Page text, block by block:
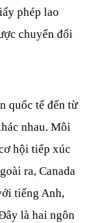
phép lao
chuyển đổi
quốc tế đến từ
nhau. Môi
hội tiếp xúc
ra, Canada
tiếng Anh,
là hai ngôn